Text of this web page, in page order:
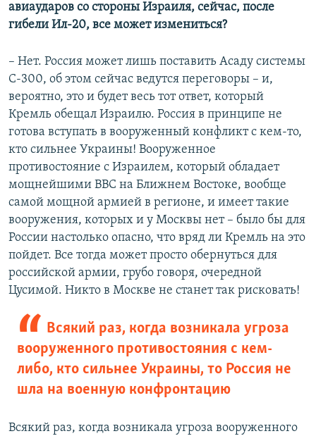
авиаударов со стороны Израиля, сейчас, после
гибели Ил-20, все может измениться?
– Нет. Россия может лишь поставить Асаду системы
С-300, об этом сейчас ведутся переговоры – и,
вероятно, это и будет весь тот ответ, который
Кремль обещал Израилю. Россия в принципе не
готова вступать в вооруженный конфликт с кем-то,
кто сильнее Украины! Вооруженное
противостояние с Израилем, который обладает
мощнейшими ВВС на Ближнем Востоке, вообще
самой мощной армией в регионе, и имеет такие
вооружения, которых и у Москвы нет – было бы для
России настолько опасно, что вряд ли Кремль на это
пойдет. Все тогда может просто обернуться для
российской армии, грубо говоря, очередной
Цусимой. Никто в Москве не станет так рисковать!
Всякий раз, когда возникала угроза
вооруженного противостояния с кем-
либо, кто сильнее Украины, то Россия не
шла на военную конфронтацию
Всякий раз, когда возникала угроза вооруженного